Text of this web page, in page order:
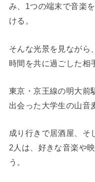
み、1つの端末で音楽
ける。
そんな光景を見ながら
時間を共に過ごした相
東京・京王線の明大前
出会った大学生の山音
成り行きで居酒屋、そ
2人は、好きな音楽や
う。